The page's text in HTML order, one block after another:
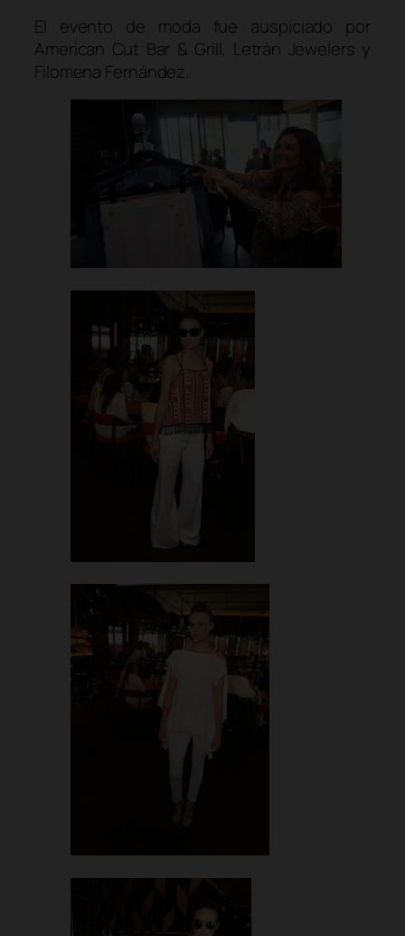
El evento de moda fue auspiciado por
American Cut Bar & Grill, Letrán Jewelers y
Filomena Fernández.